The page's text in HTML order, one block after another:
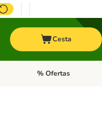
Cesta
abierto: Otros animales
Menú de categoria
% Ofertas